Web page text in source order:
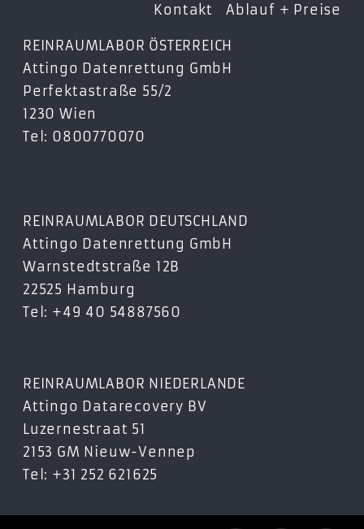
Kontakt
Ablauf + Preise
REINRAUMLABOR ÖSTERREICH
Attingo Datenrettung GmbH
Perfektastraße 55/2
1230 Wien
Tel: 0800770070
REINRAUMLABOR DEUTSCHLAND
Attingo Datenrettung GmbH
Warnstedtstraße 12B
22525 Hamburg
Tel: +49 40 54887560
REINRAUMLABOR NIEDERLANDE
Attingo Datarecovery BV
Luzernestraat 51
2153 GM Nieuw-Vennep
Tel: +31 252 621625